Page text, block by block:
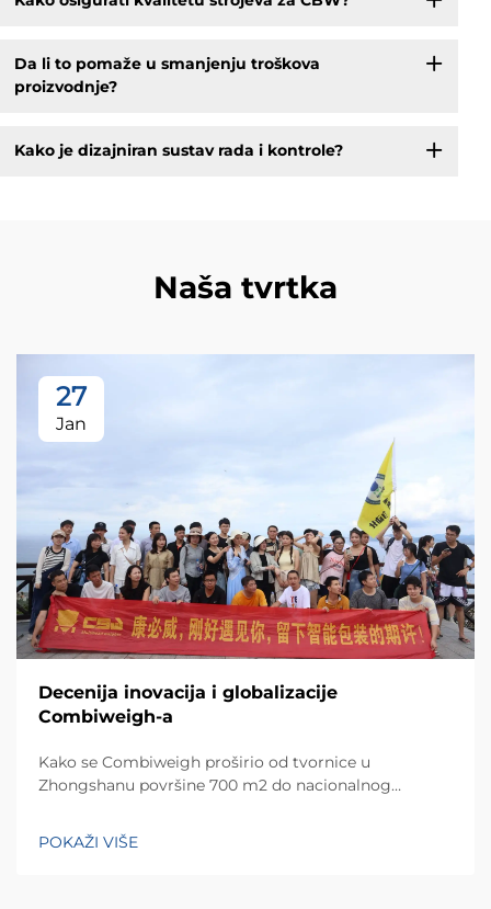
Da li to pomaže u smanjenju troškova
proizvodnje?
Kako je dizajniran sustav rada i kontrole?
Naša tvrtka
27
Jan
Decenija inovacija i globalizacije
Combiweigh-a
Kako se Combiweigh proširio od tvornice u
Zhongshanu površine 700 m2 do nacionalnog
zemalja. Otkrijte njihova inteligentna rješenja za
POKAŽI VIŠE